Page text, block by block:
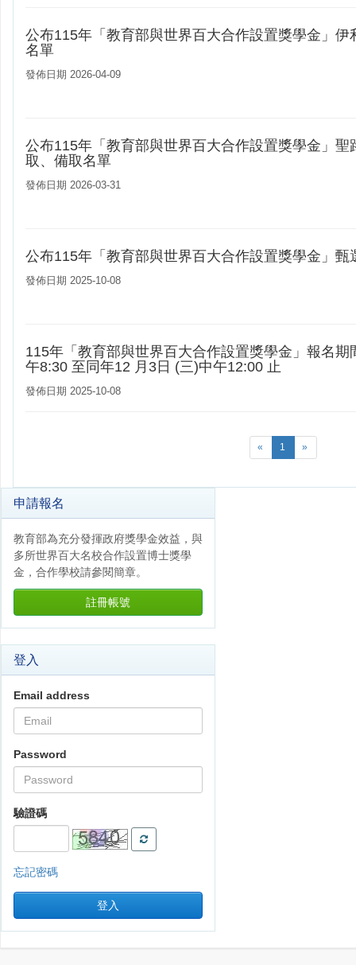
公布115年「教育部與世界百大合作設置獎學金」
名單
發佈日期 2026-04-09
公布115年「教育部與世界百大合作設置獎學金」
取、備取名單
發佈日期 2026-03-31
公布115年「教育部與世界百大合作設置獎學金」甄
發佈日期 2025-10-08
115年「教育部與世界百大合作設置獎學金」報名
午8:30 至同年12 月3日 (三)中午12:00 止
發佈日期 2025-10-08
« 1 »
申請報名
教育部為充分發揮政府獎學金效益，與
多所世界百大名校合作設置博士獎學
金，合作學校請參閱簡章。
註冊帳號
登入
Email address
Password
驗證碼
重新產生驗證碼
忘記密碼
登入